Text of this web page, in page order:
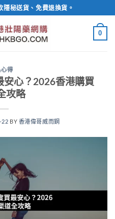
秘送貨、免費退換貨。
0
心得
心？2026香港購買
攻略
22 BY 香港偉哥威而鋼